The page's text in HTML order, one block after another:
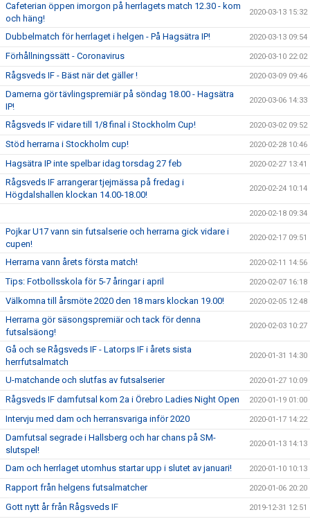
Cafeterian öppen imorgon på herrlagets match 12.30 - kom
och häng!
2020-03-13 15:32
Dubbelmatch för herrlaget i helgen - På Hagsätra IP! 2020-03-13 09:54
Förhållningssätt - Coronavirus 2020-03-10 22:02
Rågsveds IF - Bäst när det gäller ! 2020-03-09 09:46
Damerna gör tävlingspremiär på söndag 18.00 - Hagsätra
IP!
2020-03-06 14:33
Rågsveds IF vidare till 1/8 final i Stockholm Cup! 2020-03-02 09:52
Stöd herrarna i Stockholm cup! 2020-02-28 10:46
Hagsätra IP inte spelbar idag torsdag 27 feb 2020-02-27 13:41
Rågsveds IF arrangerar tjejmässa på fredag i
Högdalshallen klockan 14.00-18.00!
2020-02-24 10:14
2020-02-18 09:34
Pojkar U17 vann sin futsalserie och herrarna gick vidare i
cupen!
2020-02-17 09:51
Herrarna vann årets första match! 2020-02-11 14:56
Tips: Fotbollsskola för 5-7 åringar i april 2020-02-07 16:18
Välkomna till årsmöte 2020 den 18 mars klockan 19.00! 2020-02-05 12:48
Herrarna gör säsongspremiär och tack för denna
futsalsäong!
2020-02-03 10:27
Gå och se Rågsveds IF - Latorps IF i årets sista
herrfutsalmatch
2020-01-31 14:30
U-matchande och slutfas av futsalserier 2020-01-27 10:09
Rågsveds IF damfutsal kom 2a i Örebro Ladies Night Open 2020-01-19 01:00
Intervju med dam och herransvariga inför 2020 2020-01-17 14:22
Damfutsal segrade i Hallsberg och har chans på SM-
slutspel!
2020-01-13 14:13
Dam och herrlaget utomhus startar upp i slutet av januari! 2020-01-10 10:13
Rapport från helgens futsalmatcher 2020-01-06 20:20
Gott nytt år från Rågsveds IF 2019-12-31 12:51